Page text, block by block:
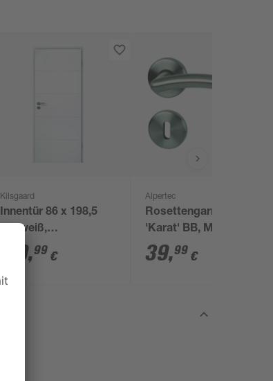
Kilsgaard
Innentür 86 x 198,5
cm weiß,
Rechtsanschlag
119,99 €
Alpertec
Rosettengarnitur
'Karat' BB, Messing
chromfarben satiniert
39,99 €